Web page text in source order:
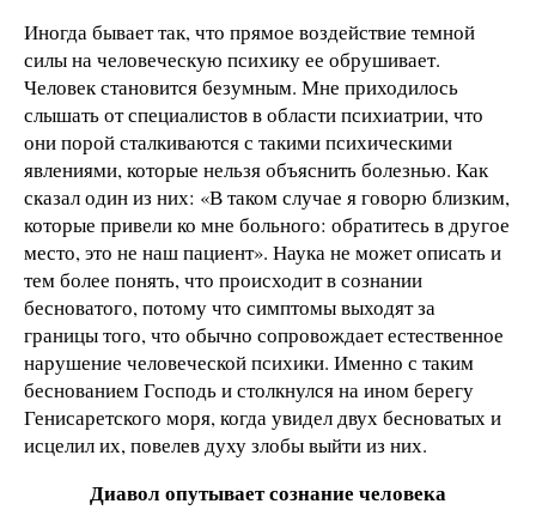
Иногда бывает так, что прямое воздействие темной
силы на человеческую психику ее обрушивает.
Человек становится безумным. Мне приходилось
слышать от специалистов в области психиатрии, что
они порой сталкиваются с такими психическими
явлениями, которые нельзя объяснить болезнью. Как
сказал один из них: «В таком случае я говорю близким,
которые привели ко мне больного: обратитесь в другое
место, это не наш пациент». Наука не может описать и
тем более понять, что происходит в сознании
бесноватого, потому что симптомы выходят за
границы того, что обычно сопровождает естественное
нарушение человеческой психики. Именно с таким
беснованием Господь и столкнулся на ином берегу
Генисаретского моря, когда увидел двух бесноватых и
исцелил их, повелев духу злобы выйти из них.
Диавол опутывает сознание человека